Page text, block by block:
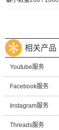
相关产品
Youtube服务
Facebook服务
Instagram服务
Threads服务